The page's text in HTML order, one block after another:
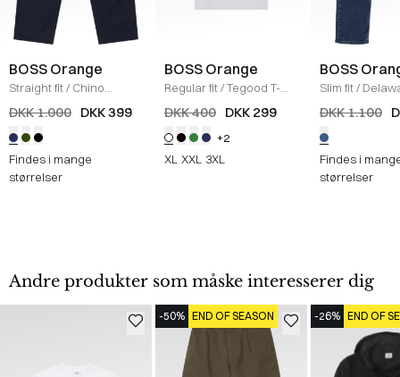
BOSS Orange
Straight fit/ Chino
Straight /NAVY
DKK 1.000 DKK 399
Findes i mange
størrelser
BOSS Orange
Regular fit/Tegood T-
Shirt
HVID
DKK 400 DKK 299
+2
XL XXL 3XL
BOSS
Slim fit/
Jeans
DENIM
DKK 1.100
Findes i
størrelser
Andre produkter som måske interesserer dig
-50% END OF SEASON -26% END OF